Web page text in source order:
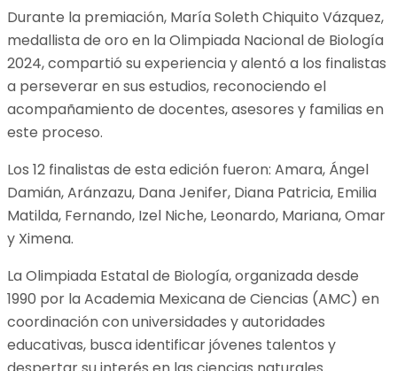
Durante la premiación, María Soleth Chiquito Vázquez,
medallista de oro en la Olimpiada Nacional de Biología
2024, compartió su experiencia y alentó a los finalistas
a perseverar en sus estudios, reconociendo el
acompañamiento de docentes, asesores y familias en
este proceso.
Los 12 finalistas de esta edición fueron: Amara, Ángel
Damián, Aránzazu, Dana Jenifer, Diana Patricia, Emilia
Matilda, Fernando, Izel Niche, Leonardo, Mariana, Omar
y Ximena.
La Olimpiada Estatal de Biología, organizada desde
1990 por la Academia Mexicana de Ciencias (AMC) en
coordinación con universidades y autoridades
educativas, busca identificar jóvenes talentos y